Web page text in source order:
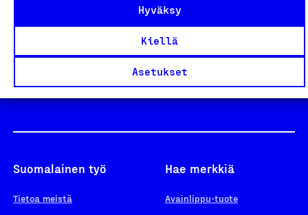
Hyväksy
Kiellä
Asetukset
Yhteiskunnallinen Yritys -merkki
Suomalainen työ
Tietoa meistä
Hae merkkiä
Avainlippu-tuote